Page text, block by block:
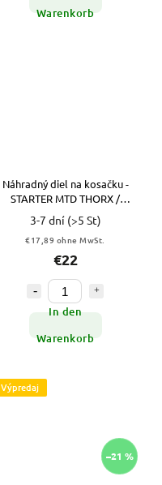
Warenkorb
Náhradný diel na kosačku -
STARTER MTD THORX /
BOLENS 40 46 51 395 PO SPO
3-7 dní (>5 St)
€17,89 ohne MwSt.
€22
In den
Warenkorb
Výpredaj
–21 %